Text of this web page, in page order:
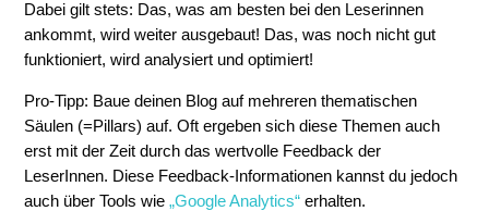
Dabei gilt stets: Das, was am besten bei den Leserinnen
ankommt, wird weiter ausgebaut! Das, was noch nicht gut
funktioniert, wird analysiert und optimiert!
Pro-Tipp: Baue deinen Blog auf mehreren thematischen
Säulen (=Pillars) auf. Oft ergeben sich diese Themen auch
erst mit der Zeit durch das wertvolle Feedback der
LeserInnen. Diese Feedback-Informationen kannst du jedoch
auch über Tools wie„Google Analytics“ erhalten.